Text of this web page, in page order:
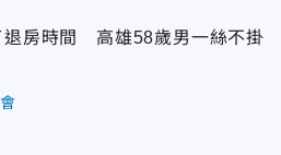
退房時間 高雄58歲男一絲不掛